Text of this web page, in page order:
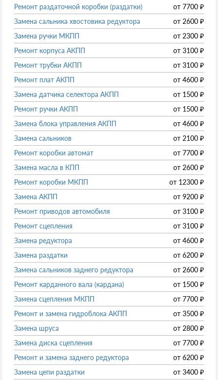
Ремонт раздаточной коробки (раздатки)
от 7700 ₽
Замена сальника хвостовика редуктора
от 2600 ₽
Замена ручки МКПП
от 2300 ₽
Ремонт корпуса АКПП
от 3100 ₽
Ремонт трубки АКПП
от 3100 ₽
Ремонт плат АКПП
от 4600 ₽
Замена датчика селектора АКПП
от 1500 ₽
Ремонт ручки АКПП
от 1500 ₽
Замена блока управления АКПП
от 4600 ₽
Замена сальников
от 2100 ₽
Ремонт коробки автомат
от 7700 ₽
Замена масла в КПП
от 2600 ₽
Ремонт коробки МКПП
от 12300 ₽
Замена АКПП
от 9200 ₽
Ремонт приводов автомобиля
от 3100 ₽
Ремонт сцепления
от 3100 ₽
Замена редуктора
от 4600 ₽
Замена раздатки
от 6200 ₽
Замена сальников заднего редуктора
от 2600 ₽
Ремонт карданного вала (кардана)
от 1500 ₽
Замена сцепления МКПП
от 7700 ₽
Ремонт и замена гидроблока АКПП
от 3500 ₽
Замена шруса
от 2800 ₽
Замена диска сцепления
от 7700 ₽
Ремонт и замена заднего редуктора
от 6200 ₽
Замена цепи раздатки
от 3400 ₽